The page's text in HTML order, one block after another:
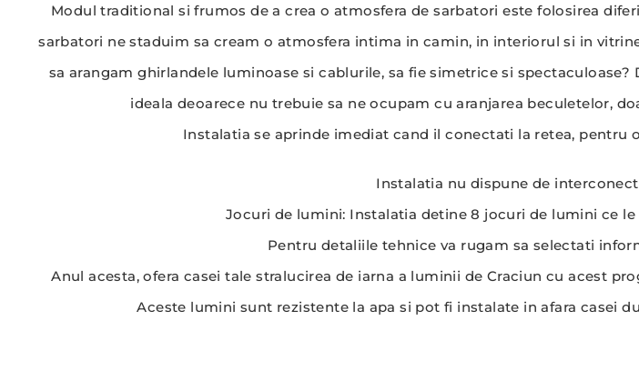
Modul traditional si frumos de a crea o atmosfera de sarbatori este folosirea
sarbatori ne staduim sa cream o atmosfera intima in camin, in interiorul si in
sa arangam ghirlandele luminoase si cablurile, sa fie simetrice si
ideala deoarece nu trebuie sa ne ocupam cu aranjarea beculetelor,
Instalatia se aprinde imediat cand il conectati la retea, pentru
Instalatia nu dispune de
Jocuri de lumini: Instalatia detine 8 jocuri de lumini ce
Pentru detaliile tehnice va rugam sa selectati
Anul acesta, ofera casei tale stralucirea de iarna a luminii de Craciun cu acest
Aceste lumini sunt rezistente la apa si pot fi instalate in afara casei